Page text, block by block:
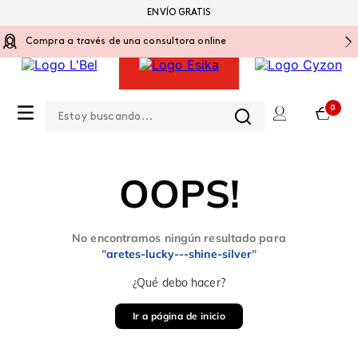
Compra a través de una consultora online
0
ENVÍO GRATIS
OOPS!
No encontramos ningún resultado para
"aretes-lucky---shine-silver"
¿Qué debo hacer?
Ir a página de inicio